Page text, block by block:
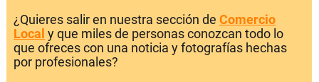
¿Quieres salir en nuestra sección de Comercio
Local y que miles de personas conozcan todo lo
que ofreces con una noticia y fotografías hechas
por profesionales?